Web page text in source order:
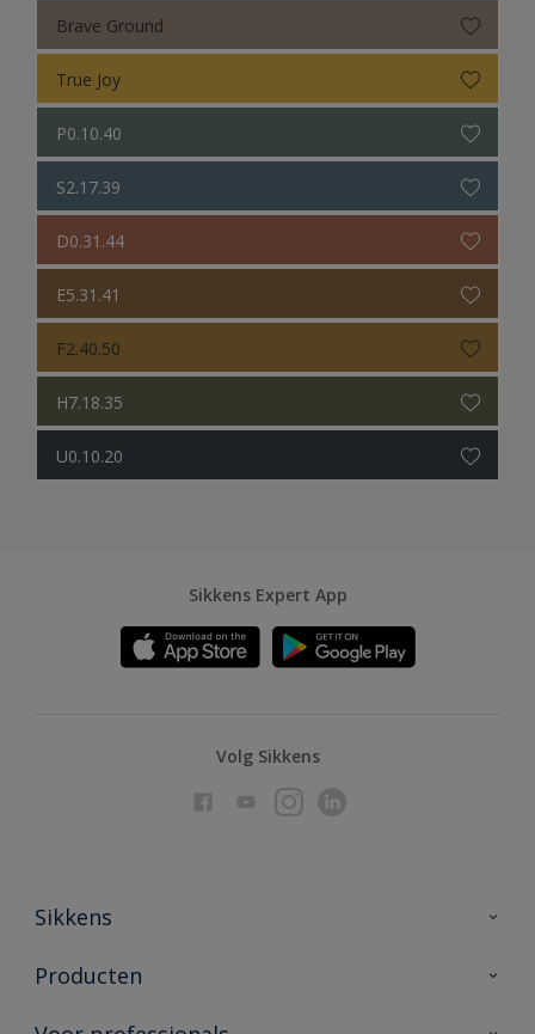
Brave Ground
True Joy
P0.10.40
S2.17.39
D0.31.44
E5.31.41
F2.40.50
H7.18.35
U0.10.20
Sikkens Expert App
Volg Sikkens
Sikkens
Over Sikkens
Producten
Producten voor binnen